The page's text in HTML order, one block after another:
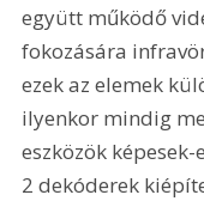
együtt működő
fokozására
ezek az elemek
ilyenkor mindig
eszközök
2 dekóderek